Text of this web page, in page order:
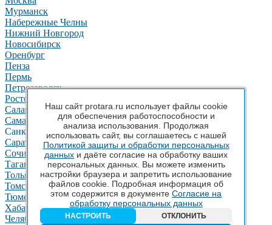
Наш сайт protara.ru использует файлы cookie
для обеспечения работоспособности и
анализа использования. Продолжая
использовать сайт, вы соглашаетесь с нашей
Политикой защиты и обработки персональных
данных и даёте согласие на обработку ваших
персональных данных. Вы можете изменить
настройки браузера и запретить использование
файлов cookie. Подробная информация об
этом содержится в документе Согласие на
обработку персональных данных
НАСТРОИТЬ ОТКЛОНИТЬ
Мурманск
Набережные Челны
Нижний Новгород
Новосибирск
Оренбург
Пенза
Пермь
Петрозаводск
Ростов-на-Дону
Салават
Самара
Санкт-Петербург
Саратов
Сочи
Таганрог
Тольятти
Томск
Тюмень
Хабаровск
Челябинск